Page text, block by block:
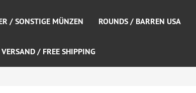
/ SONSTIGE MÜNZEN ROUNDS / BARREN USA
VERSAND / FREE SHIPPING